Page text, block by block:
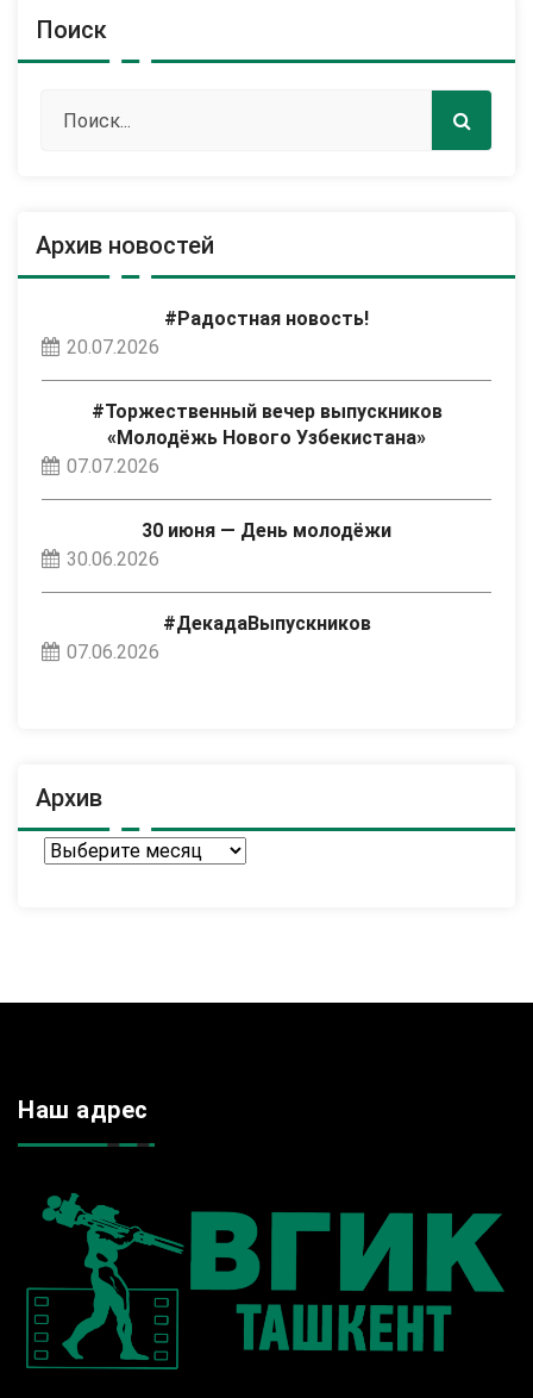
Поиск
Архив новостей
#Радостная новость!
20.07.2026
#Торжественный вечер выпускников
«Молодёжь Нового Узбекистана»
07.07.2026
30 июня — День молодёжи
30.06.2026
#ДекадаВыпускников
07.06.2026
Архив
Архив
Наш адрес